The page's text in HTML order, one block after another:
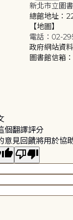
新北市立圖
總館地址：
【地圖】
電話：02-
政府網站資
圖書館信箱
個翻譯評分
意見回饋將用於協